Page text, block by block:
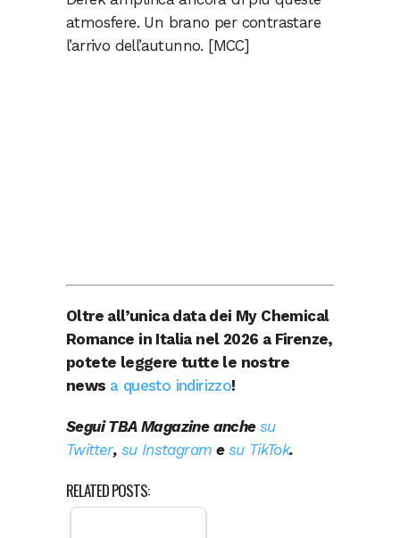
atmosfere. Un brano per contrastare
l’arrivo dell’autunno. [MCC]
Oltre all’unica data dei My Chemical
Romance in Italia nel 2026 a Firenze,
potete leggere tutte le nostre
news a questo indirizzo!
Segui TBA Magazine anche su
Twitter, su Instagram e su TikTok.
RELATED POSTS: